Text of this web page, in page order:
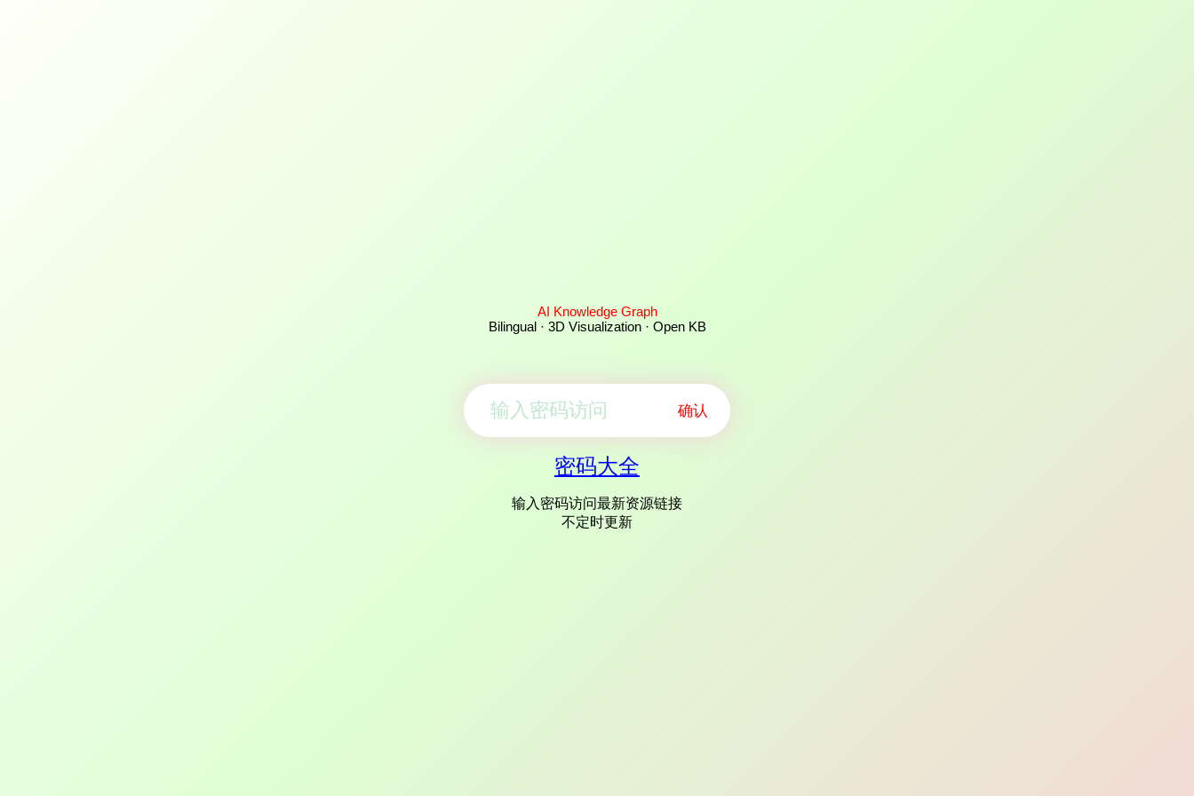
AI Knowledge Graph
Bilingual · 3D Visualization · Open KB
确认
密码大全
输入密码访问最新资源链接
不定时更新